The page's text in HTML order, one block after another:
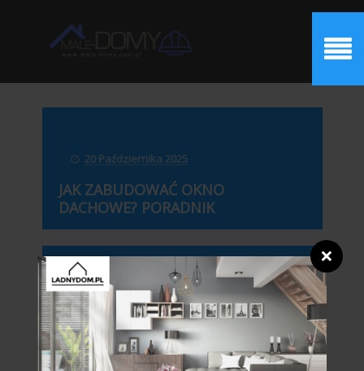
20 Października 2025
JAK ZABUDOWAĆ OKNO
DACHOWE? PORADNIK
24 Grudnia 2022
NOWE TRENDY
ZRÓWNOWAŻONEGO
WYKOŃCZENIA WNĘTRZ...
❌